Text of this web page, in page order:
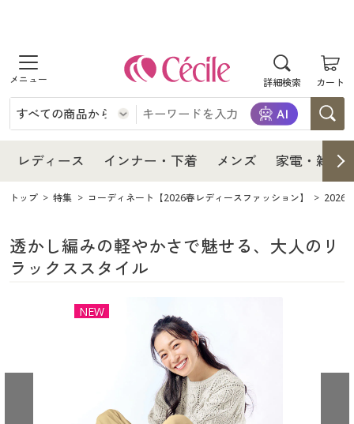
詳細検索 カート
商品を探す
レディース
レディースファッション
女性下着
インナー・下着
インナー・下着通販すべて
女性下着
ジュニア・ティーンズ下着
メンズ
メンズ通販すべて
家電・雑貨
キッチン・雑貨・日用品
寝具・インテリア・家具通販すべて
家具・収納
美容・健康通販すべて
美容・健康・サプリメント
制服・スクール
制服・スクールすべて
レディース インナー・下着 メンズ 家電・雑貨
レディース
レディース通販すべて
レディースファッション
インナー・下着
インナー・下着通販すべて
女性下着
ジュニア・ティーンズ下着
メンズ
メンズ通販すべて
メンズ下着
家電・雑貨
家電
キッチン・雑貨・日用品
寝具・インテリア・家具通販すべて
家具・収納
カーテン・ラグ・ファブリック
美容・健康
美容・健康通販すべて
美容・健康・サプリメント
制服・スクール
大きいサイズ通販すべて
トップ 特集 コーディネート【2026春レディースファッション】 2026
透かし編みの軽やかさで魅せる、大人のリ
ラックススタイル
NEW